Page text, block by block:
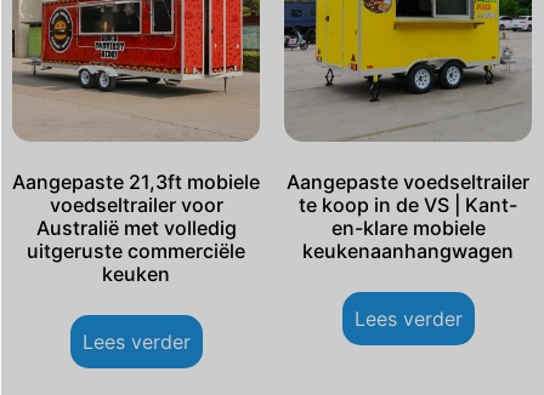
Aangepaste 21,3ft mobiele
voedseltrailer voor
Australië met volledig
uitgeruste commerciële
keuken
Lees verder
Aangepaste voedseltrailer
te koop in de VS | Kant-
en-klare mobiele
keukenaanhangwagen
Lees verder